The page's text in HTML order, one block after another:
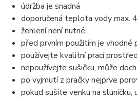
údržba je snadná
doporučená teplota vody max.
žehlení není nutné
před prvním použitím je
používejte kvalitní prací
nepoužívejte sušičku, může
po vyjmutí z pračky nejprve
pokud sušíte venku na sluníčku,